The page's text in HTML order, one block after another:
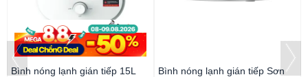
Bình nóng lạnh gián tiếp 15L
Bình nóng lạnh gián tiếp Sơn